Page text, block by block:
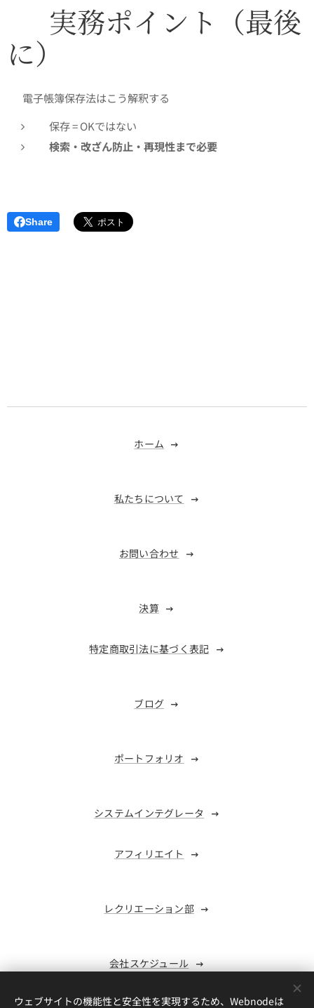
✅ 実務ポイント（最後
に）
👉 電子帳簿保存法はこう解釈する
保存 = OKではない
検索・改ざん防止・再現性まで必要
Share
ホーム
私たちについて
お問い合わせ
決算
特定商取引法に基づく表記
ブログ
ポートフォリオ
システムインテグレータ
アフィリエイト
レクリエーション部
会社スケジュール
ウェブサイトの機能性と安全性を実現するため、Webnodeは